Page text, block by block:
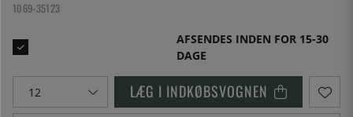
1069-35123
AFSENDES INDEN FOR 15-30
DAGE
LÆG I INDKØBSVOGNEN